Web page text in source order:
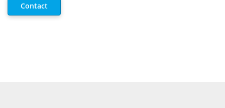
Contact